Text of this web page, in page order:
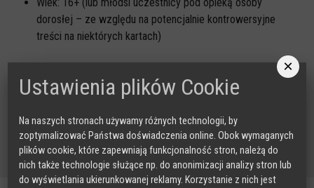
dorosłej – ze względu na potencjalnie kontrowersyjne
treści na niektórych kartach)
przeprowadzenie minimum jednego spotkania na temat
dezinformacji, otrzymają egzemplarz gry DEZINFO.
×
Ustawienia plików Cookie
Na naszych stronach używamy różnych technologii, by
zoptymalizować Państwa doświadczenia online. Obok wymaganych
plików cookie, które zapewniają funkcjonalność stron, należą do
nich także technologie służące np. do anonimizacji analizy stron lub
do wyświetlania ukierunkowanej reklamy. Korzystanie z nich jest